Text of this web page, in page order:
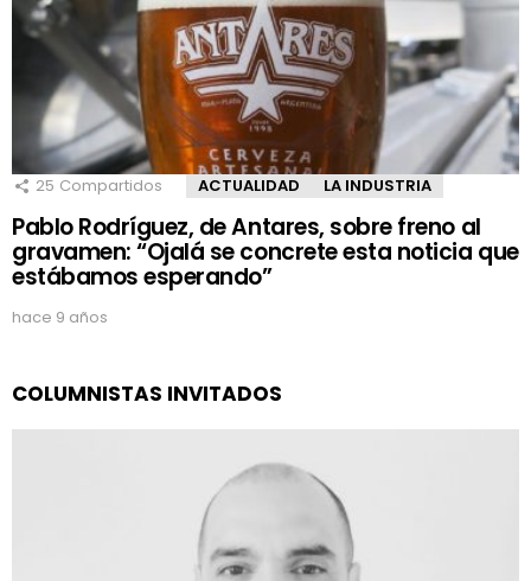
25 Compartidos ACTUALIDAD LA INDUSTRIA
Pablo Rodríguez, de Antares, sobre freno al
gravamen: “Ojalá se concrete esta noticia que
estábamos esperando”
hace 9 años
COLUMNISTAS INVITADOS